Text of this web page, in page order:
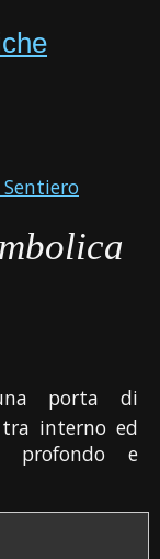
Sentiero
porta di
interno ed
profondo e